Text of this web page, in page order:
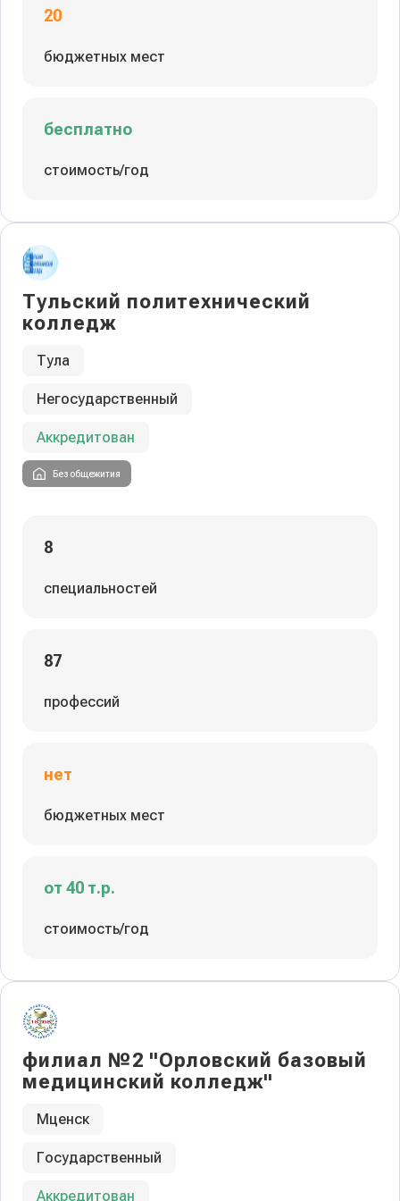
20
бюджетных мест
бесплатно
стоимость/год
Тульский политехнический
колледж
Тула
Негосударственный
Аккредитован
Без общежития
8
специальностей
87
профессий
нет
бюджетных мест
от 40 т.р.
стоимость/год
филиал №2 "Орловский базовый
медицинский колледж"
Мценск
Государственный
Аккредитован